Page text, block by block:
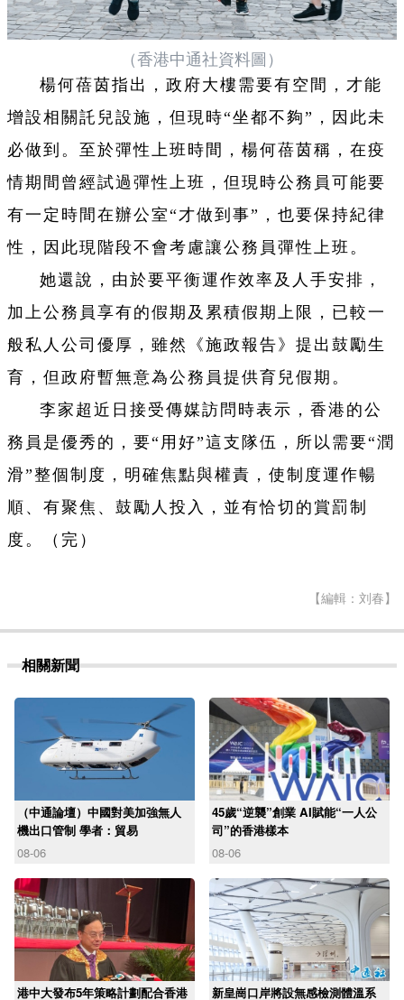
（香港中通社資料圖）
楊何蓓茵指出，政府大樓需要有空間，才能
增設相關託兒設施，但現時“坐都不夠”，因此未
必做到。至於彈性上班時間，楊何蓓茵稱，在疫
情期間曾經試過彈性上班，但現時公務員可能要
有一定時間在辦公室“才做到事”，也要保持紀律
性，因此現階段不會考慮讓公務員彈性上班。
她還說，由於要平衡運作效率及人手安排，
加上公務員享有的假期及累積假期上限，已較一
般私人公司優厚，雖然《施政報告》提出鼓勵生
育，但政府暫無意為公務員提供育兒假期。
李家超近日接受傳媒訪問時表示，香港的公
務員是優秀的，要“用好”這支隊伍，所以需要“潤
滑”整個制度，明確焦點與權責，使制度運作暢
順、有聚焦、鼓勵人投入，並有恰切的賞罰制
度。（完）
【編輯：刘春】
相關新聞
（中通論壇）中國對美加強無人
機出口管制 學者：貿易
08-06
45歲“逆襲”創業 AI賦能“一人公
司”的香港樣本
08-06
港中大發布5年策略計劃配合香港 新皇崗口岸將設無感檢測體溫系